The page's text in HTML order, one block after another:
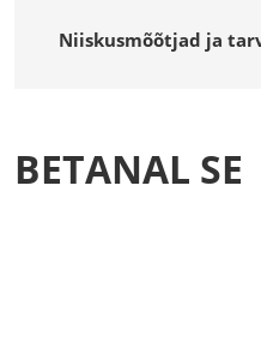
Niiskusmõõtjad ja
BETANAL SE